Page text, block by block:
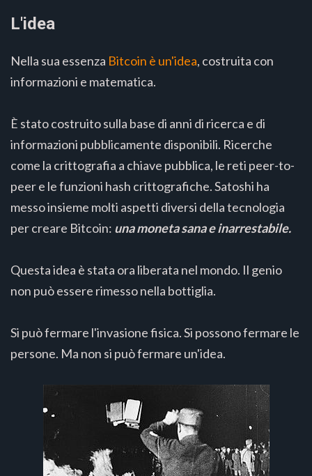
L'idea
Nella sua essenza Bitcoin è un'idea, costruita con
informazioni e matematica.
È stato costruito sulla base di anni di ricerca e di
informazioni pubblicamente disponibili. Ricerche
come la crittografia a chiave pubblica, le reti peer-to-
peer e le funzioni hash crittografiche. Satoshi ha
messo insieme molti aspetti diversi della tecnologia
per creare Bitcoin: una moneta sana e inarrestabile.
Questa idea è stata ora liberata nel mondo. Il genio
non può essere rimesso nella bottiglia.
Si può fermare l'invasione fisica. Si possono fermare le
persone. Ma non si può fermare un'idea.